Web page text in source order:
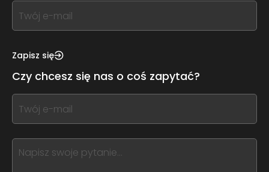
If
you
this,
this
form
field
blank
Zapisz się
Czy chcesz się nas o coś zapytać?
If
you
this,
leave